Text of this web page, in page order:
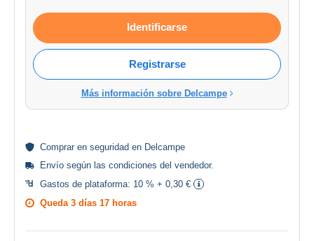
Identificarse
Registrarse
Más información sobre Delcampe
Comprar en seguridad en Delcampe
Envío según las condiciones del vendedor.
Gastos de plataforma: 10 % + 0,30 €
Queda 3 días 17 horas